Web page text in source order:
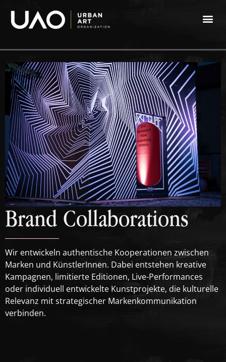
Brand Collaborations
Wir entwickeln authentische Kooperationen zwischen
Marken und KünstlerInnen. Dabei entstehen kreative
Kampagnen, limitierte Editionen, Live-Performances
oder individuell entwickelte Kunstprojekte, die kulturelle
Relevanz mit strategischer Markenkommunikation
verbinden.